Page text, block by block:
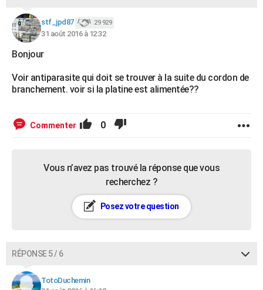
stf_jpd87 29 929
31 août 2016 à 12:32
Bonjour
Voir antiparasite qui doit se trouver à la suite du cordon de
branchement. voir si la platine est alimentée??
Commenter 0
Vous n’avez pas trouvé la réponse que vous
recherchez ?
Posez votre question
RÉPONSE 5 / 6
TotoDuchemin